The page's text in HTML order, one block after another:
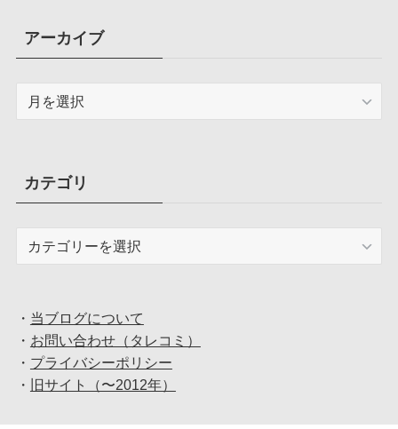
アーカイブ
ブカテゴリ
・ 当ブログについて
・ お問い合わせ（タレコミ）
・ プライバシーポリシー
・
旧サイト（〜2012年）